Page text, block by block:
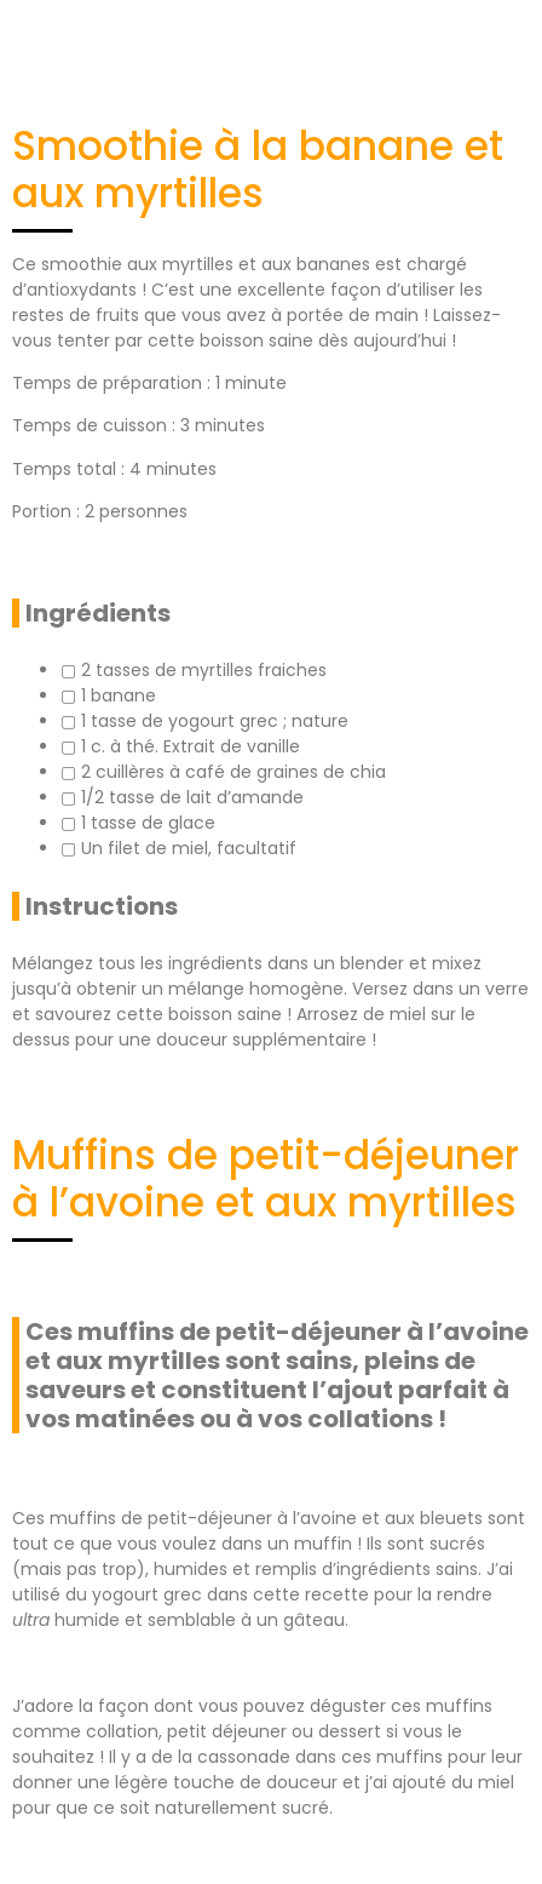
Smoothie à la banane et
aux myrtilles
Ce smoothie aux myrtilles et aux bananes est chargé
d’antioxydants ! C’est une excellente façon d’utiliser les
restes de fruits que vous avez à portée de main ! Laissez-
vous tenter par cette boisson saine dès aujourd’hui !
Temps de préparation : 1 minute
Temps de cuisson : 3 minutes
Temps total : 4 minutes
Portion : 2 personnes
Ingrédients
▢ 2 tasses de myrtilles fraiches
▢ 1 banane
▢ 1 tasse de yogourt grec ; nature
▢ 1 c. à thé. Extrait de vanille
▢ 2 cuillères à café de graines de chia
▢ 1/2 tasse de lait d’amande
▢ 1 tasse de glace
▢ Un filet de miel, facultatif
Instructions
Mélangez tous les ingrédients dans un blender et mixez
jusqu’à obtenir un mélange homogène. Versez dans un verre
et savourez cette boisson saine ! Arrosez de miel sur le
dessus pour une douceur supplémentaire !
Muffins de petit-déjeuner
à l’avoine et aux myrtilles
Ces muffins de petit-déjeuner à l’avoine
et aux myrtilles sont sains, pleins de
saveurs et constituent l’ajout parfait à
vos matinées ou à vos collations !
Ces muffins de petit-déjeuner à l’avoine et aux bleuets sont
tout ce que vous voulez dans un muffin ! Ils sont sucrés
(mais pas trop), humides et remplis d’ingrédients sains. J’ai
utilisé du yogourt grec dans cette recette pour la rendre
ultra humide et semblable à un gâteau.
J’adore la façon dont vous pouvez déguster ces muffins
comme collation, petit déjeuner ou dessert si vous le
souhaitez ! Il y a de la cassonade dans ces muffins pour leur
donner une légère touche de douceur et j’ai ajouté du miel
pour que ce soit naturellement sucré.